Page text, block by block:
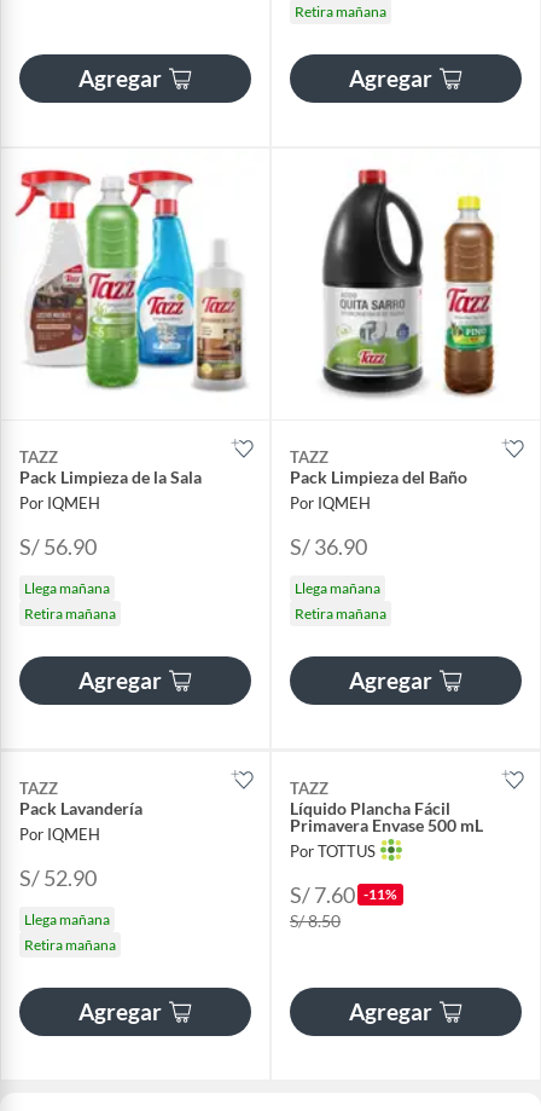
Agregar
Retira mañana
Agregar
TAZZ
Pack Limpieza de la Sala
Por IQMEH
S/ 56.90
Llega mañana
Retira mañana
Agregar
TAZZ
Pack Limpieza del Baño
Por IQMEH
S/ 36.90
Llega mañana
Retira mañana
Agregar
TAZZ
Pack Lavandería
Por IQMEH
S/ 52.90
Llega mañana
Retira mañana
Agregar
TAZZ
Líquido Plancha Fácil
Primavera Envase 500 mL
Por TOTTUS
S/ 7.60 -11%
S/ 8.50
Agregar